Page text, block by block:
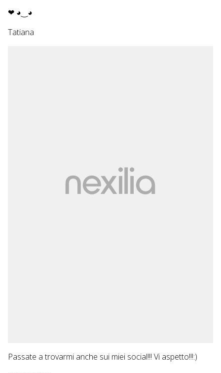
❤ ◕‿◕
Tatiana
Passate a trovarmi anche sui miei social!!! Vi aspetto!!!:)